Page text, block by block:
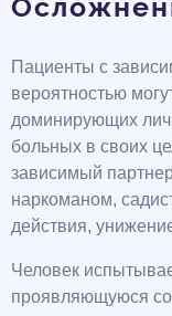
Пациенты с
вероятностью
доминирующих
больных в своих
зависимый
наркоманом,
действия,
Человек
проявляющуюся